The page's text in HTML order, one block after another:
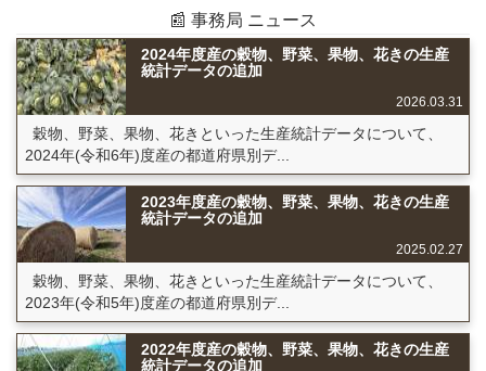
📰 事務局 ニュース
2024年度産の穀物、野菜、果物、花きの生産
統計データの追加
2026.03.31
穀物、野菜、果物、花きといった生産統計データについて、
2024年(令和6年)度産の都道府県別デ...
2023年度産の穀物、野菜、果物、花きの生産
統計データの追加
2025.02.27
穀物、野菜、果物、花きといった生産統計データについて、
2023年(令和5年)度産の都道府県別デ...
2022年度産の穀物、野菜、果物、花きの生産
統計データの追加